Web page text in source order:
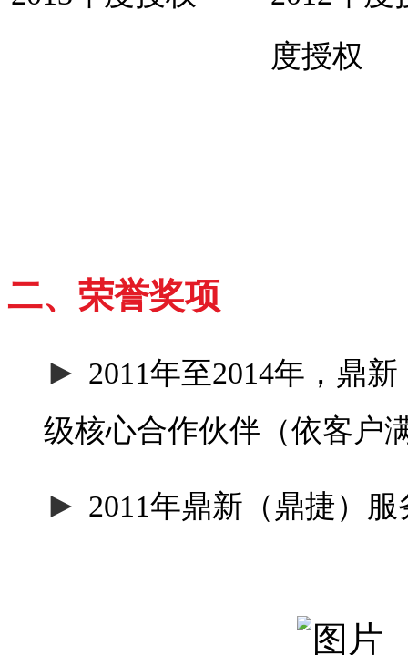
度授权
二、荣誉奖项
► 2011年至2014年，鼎
级核心合作伙伴（依客户
► 2011年鼎新（鼎捷）